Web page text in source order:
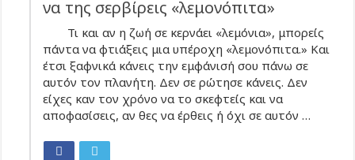
να της σερβίρεις «λεμονόπιτα»
Τι και αν η ζωή σε κερνάει «λεμόνια», μπορείς
πάντα να φτιάξεις μια υπέροχη «λεμονόπιτα.» Και
έτσι ξαφνικά κάνεις την εμφάνισή σου πάνω σε
αυτόν τον πλανήτη. Δεν σε ρώτησε κάνεις. Δεν
είχες καν τον χρόνο να το σκεφτείς και να
αποφασίσεις, αν θες να έρθεις ή όχι σε αυτόν …